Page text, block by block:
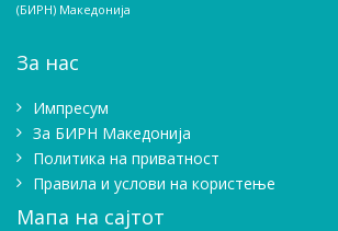
(БИРН) Македонија
За нас
Импресум
Зa БИРН Македонија
Политика на приватност
Правила и услови на користење
Мапа на сајтот